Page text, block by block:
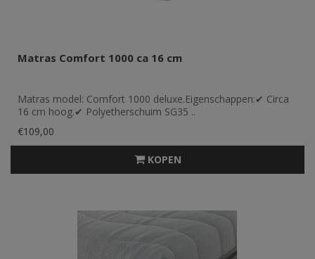
Matras Comfort 1000 ca 16 cm
Matras model: Comfort 1000 deluxe.Eigenschappen:✔ Circa
16 cm hoog.✔ Polyetherschuim SG35 ..
€109,00
KOPEN